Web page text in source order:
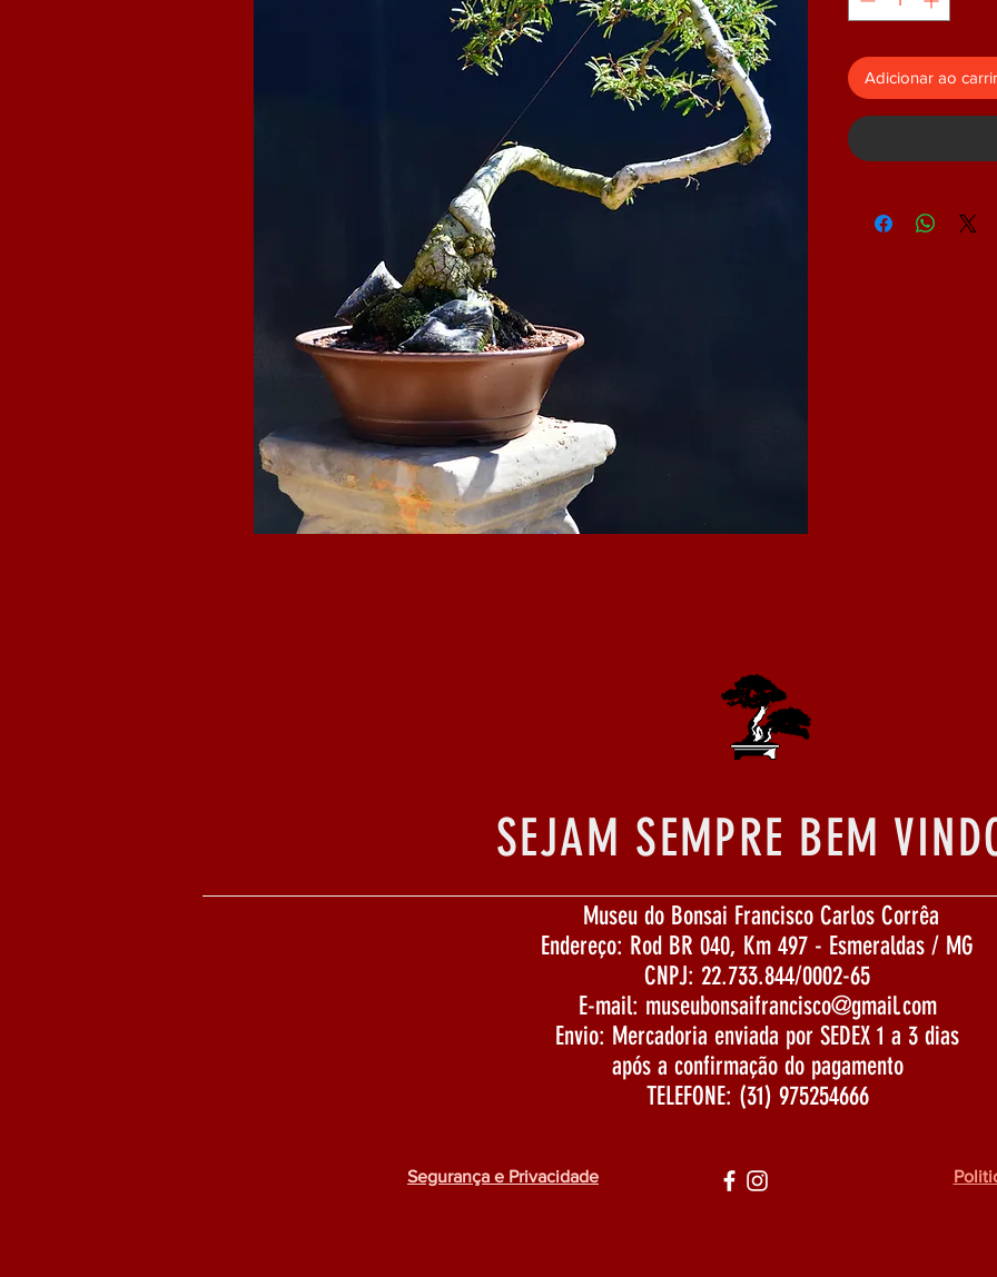
Adicionar ao
SEJAM SEMPRE BEM
Museu do Bonsai Francisco Carlos Corrêa
Endereço: Rod BR 040, Km 497 - Esmeraldas / MG
CNPJ: 22.733.844/0002-65
E-mail: museubonsaifrancisco@gmail.com
Envio: Mercadoria enviada por SEDEX 1 a 3 dias
após a confirmação do pagamento
TELEFONE: (31) 975254666
Segurança e Privacidade